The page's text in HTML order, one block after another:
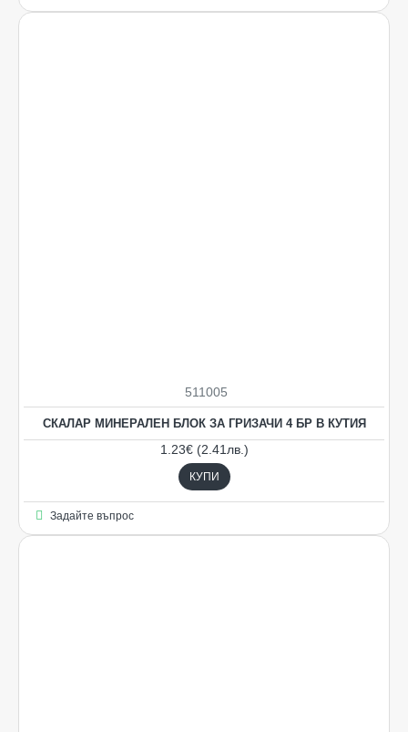
511005
СКАЛАР МИНЕРАЛЕН БЛОК ЗА ГРИЗАЧИ 4 БР В КУТИЯ
1.23€ (2.41лв.)
КУПИ
Задайте въпрос